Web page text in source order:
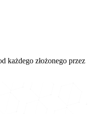
każdego złożonego przez